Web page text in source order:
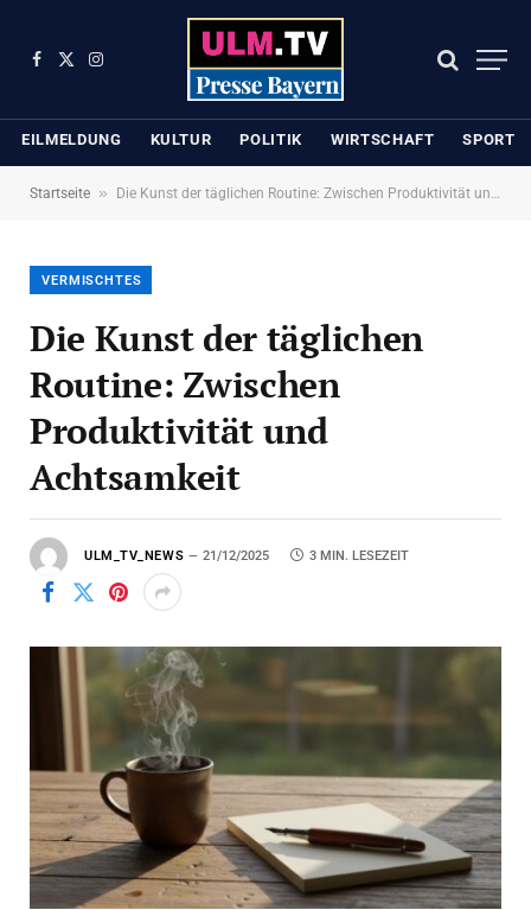
Facebook
X
Instagram
EILMELDUNG KULTUR POLITIK WIRTSCHAFT SPORT
Startseite » Die Kunst der täglichen Routine: Zwischen Produktivität und Achtsamkeit
VERMISCHTES
Die Kunst der täglichen
Routine: Zwischen
Produktivität und
Achtsamkeit
ULM_TV_NEWS 21/12/2025 3 MIN. LESEZEIT